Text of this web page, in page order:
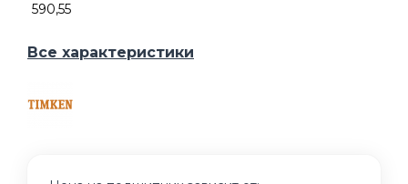
590,55
Все характеристики